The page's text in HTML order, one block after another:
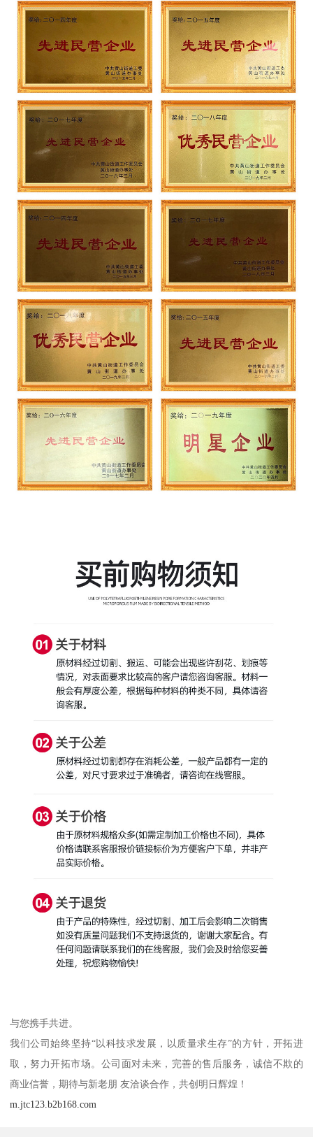
与您携手共进。
我们公司始终坚持“以科技求发展，以质量求生存”的方针，开拓进
取，努力开拓市场。公司面对未来，完善的售后服务，诚信不欺的
商业信誉，期待与新老朋 友洽谈合作，共创明日辉煌！
m.jtc123.b2b168.com